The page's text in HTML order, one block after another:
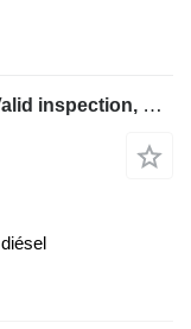
Atlas Copco QES 105 JD S3A ESF Valid inspection, Diesel, 105 k
diésel